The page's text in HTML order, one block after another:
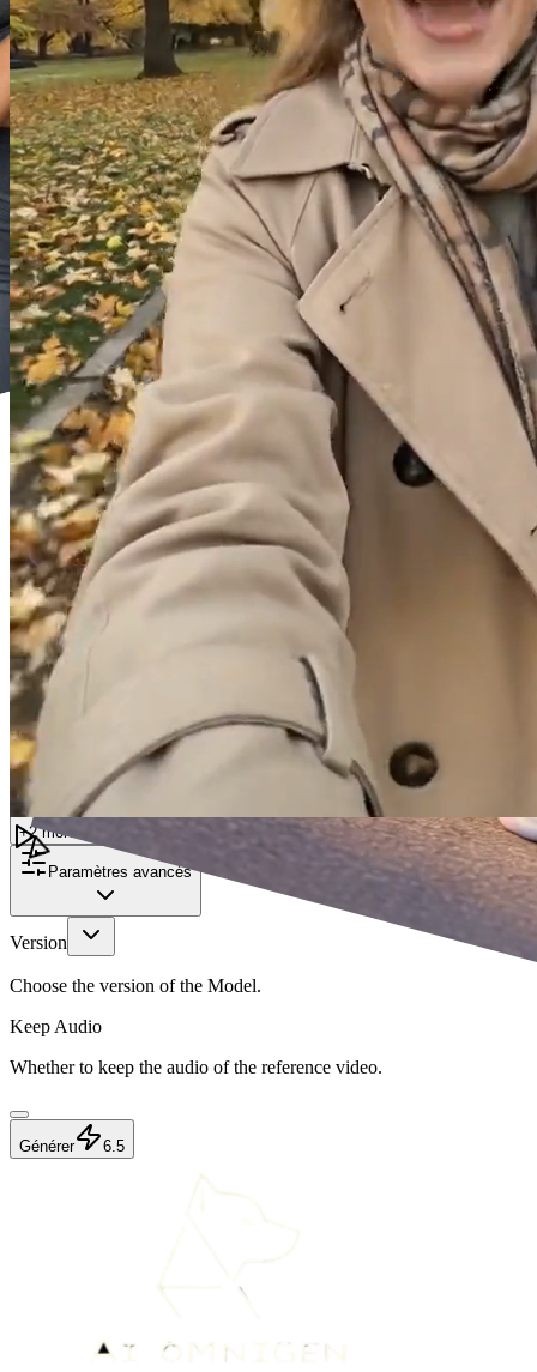
Video to VideoKling Motion Control
Reference Image( 1)
Drag and drop or click to select
Select or
Recent
Ref Video(0/1)
Drag and drop or click to select
Select or
Recent
0/1200
Optimiser
Raw
Faites correspondre le cadrage — conservez une distance de caméra
et un recadrage similaires entre l’image de référence et la vidéo de
mouvement (plein pied avec plein pied, plan mi-corps avec plan mi-
corps). Un cadrage incohérent est la cause la plus fréquente de
résultats peu convaincants.
+2 more
Paramètres avancés
Version
Choose the version of the Model.
Keep Audio
Whether to keep the audio of the reference video.
Générer 6.5